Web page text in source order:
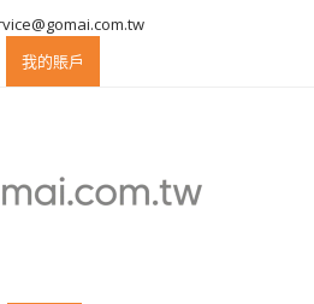
我的賬戶